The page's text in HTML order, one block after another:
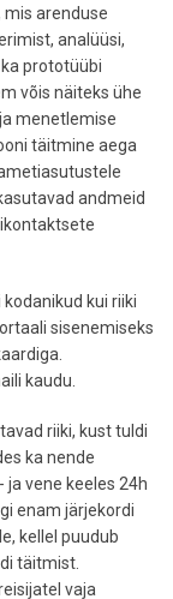
arenduse
analüüsi,
prototüübi
võis näiteks ühe
menetlemise
täitmine aega
andmeid
kui riiki
sisenemiseks
kaudu.
riiki, kust tuldi
ka nende
vene keeles 24h
enam järjekordi
kellel puudub
täitmist.
vaja